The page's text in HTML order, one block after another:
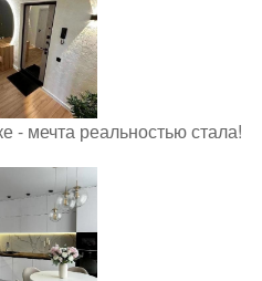
- мечта реальностью стала!